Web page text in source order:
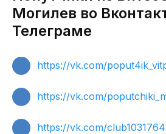
Могилев во
Телеграме
https://vk.com/
https://vk.com/
https://vk.com/